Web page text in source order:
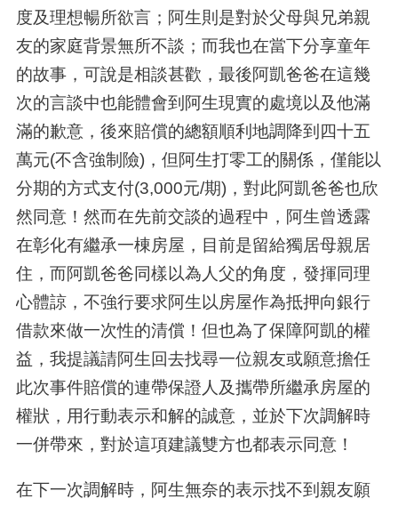
度及理想暢所欲言；阿生則是對於父母與兄弟親
友的家庭背景無所不談；而我也在當下分享童年
的故事，可說是相談甚歡，最後阿凱爸爸在這幾
次的言談中也能體會到阿生現實的處境以及他滿
滿的歉意，後來賠償的總額順利地調降到四十五
萬元(不含強制險) ，但阿生打零工的關係，僅能以
分期的方式支付(3,000元/期) ，對此阿凱爸爸也欣
然同意！然而在先前交談的過程中，阿生曾透露
在彰化有繼承一棟房屋，目前是留給獨居母親居
住，而阿凱爸爸同樣以為人父的角度，發揮同理
心體諒，不強行要求阿生以房屋作為抵押向銀行
借款來做一次性的清償！但也為了保障阿凱的權
益，我提議請阿生回去找尋一位親友或願意擔任
此次事件賠償的連帶保證人及攜帶所繼承房屋的
權狀，用行動表示和解的誠意，並於下次調解時
一併帶來，對於這項建議雙方也都表示同意！
在下一次調解時，阿生無奈的表示找不到親友願